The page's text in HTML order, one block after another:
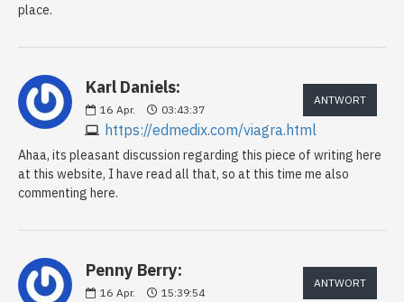
place.
Karl Daniels:
16 Apr. 03:43:37
https://edmedix.com/viagra.html
ANTWORT
Ahaa, its pleasant discussion regarding this piece of writing here
at this website, I have read all that, so at this time me also
commenting here.
Penny Berry:
16 Apr. 15:39:54
ANTWORT